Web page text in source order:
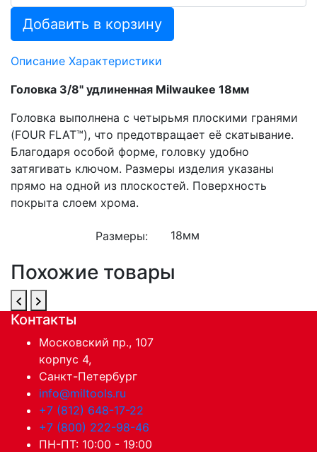
Добавить в корзину
Описание Характеристики
Головка 3/8" удлиненная Milwaukee 18мм
Головка выполнена с четырьмя плоскими гранями
(FOUR FLAT™), что предотвращает её скатывание.
Благодаря особой форме, головку удобно
затягивать ключом. Размеры изделия указаны
прямо на одной из плоскостей. Поверхность
покрыта слоем хрома.
Размеры:
Похожие товары
Контакты
Московский пр., 107
корпус 4,
Санкт-Петербург
info@miltools.ru
+7 (812) 648-17-22
+7 (800) 222-98-46
ПН-ПТ: 10:00 - 19:00